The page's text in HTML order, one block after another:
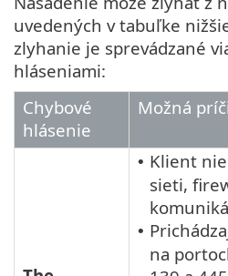
uvedených v tabuľke
zlyhanie je sprevádzané
hláseniami:
Chybové
hlásenie
Možná
• Klient
sieti,
•
na